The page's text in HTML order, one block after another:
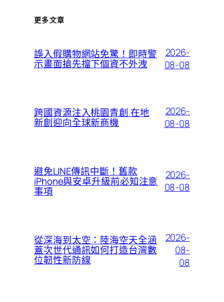
更多文章
誤入假購物網站免驚！即時警
示畫面搶先擋下個資不外洩
2026-
08-08
跨國資源注入桃園青創 在地
新創迎向全球新商機
2026-
08-08
避免LINE傳訊中斷！舊款
iPhone與安卓升級前必知注意
事項
2026-
08-08
從深海到太空：陸海空天全涵
蓋次世代通訊如何打造台灣數
位韌性新防線
2026-
08-
08